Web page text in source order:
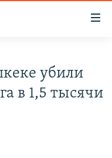
убили
в 1,5 тысячи